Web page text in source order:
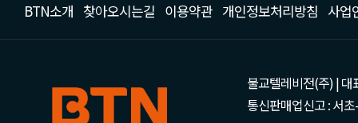
BTN소개 찾아오시는길 이용약관 개인정보처리방침 사업
불교텔레비전(주) | 대
통신판매업신고 : 서